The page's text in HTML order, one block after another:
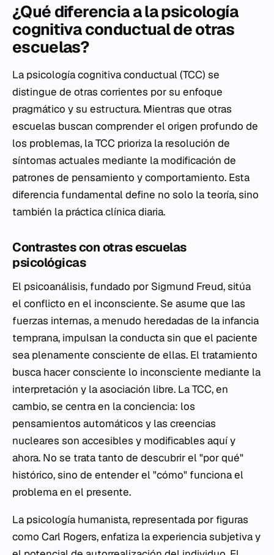
¿Qué diferencia a la psicología
cognitiva conductual de otras
escuelas?
La psicología cognitiva conductual (TCC) se
distingue de otras corrientes por su enfoque
pragmático y su estructura. Mientras que otras
escuelas buscan comprender el origen profundo de
los problemas, la TCC prioriza la resolución de
síntomas actuales mediante la modificación de
patrones de pensamiento y comportamiento. Esta
diferencia fundamental define no solo la teoría, sino
también la práctica clínica diaria.
Contrastes con otras escuelas
psicológicas
El psicoanálisis, fundado por Sigmund Freud, sitúa
el conflicto en el inconsciente. Se asume que las
fuerzas internas, a menudo heredadas de la infancia
temprana, impulsan la conducta sin que el paciente
sea plenamente consciente de ellas. El tratamiento
busca hacer consciente lo inconsciente mediante la
interpretación y la asociación libre. La TCC, en
cambio, se centra en la conciencia: los
pensamientos automáticos y las creencias
nucleares son accesibles y modificables aquí y
ahora. No se trata tanto de descubrir el "por qué"
histórico, sino de entender el "cómo" funciona el
problema en el presente.
La psicología humanista, representada por figuras
como Carl Rogers, enfatiza la experiencia subjetiva y